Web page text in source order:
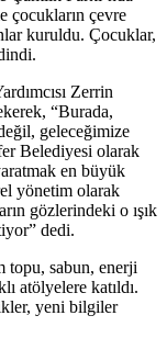
çocukların çevre
kuruldu. Çocuklar,
Zerrin
“Burada,
geleceğimize
Belediyesi olarak
en büyük
yönetim olarak
gözlerindeki o ışık
dedi.
topu, sabun, enerji
atölyelere katıldı.
yeni bilgiler